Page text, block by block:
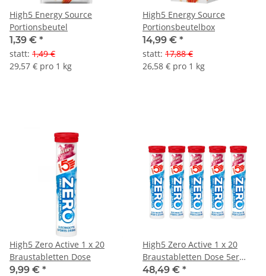
High5 Energy Source
Portionsbeutel
1,39 € *
statt: 1,49 €
29,57 € pro 1 kg
High5 Energy Source
Portionsbeutelbox
14,99 € *
statt: 17,88 €
26,58 € pro 1 kg
High5 Zero Active 1 x 20
Braustabletten Dose
9,99 € *
High5 Zero Active 1 x 20
Braustabletten Dose 5er
Pack
48,49 € *